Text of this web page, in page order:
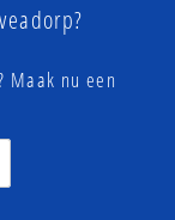
Maak nu een